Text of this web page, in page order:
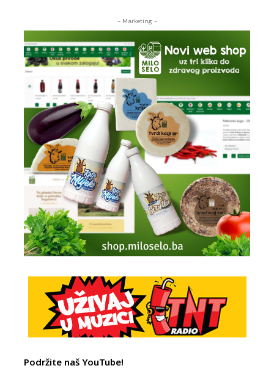
- Marketing -
Podržite naš YouTube!